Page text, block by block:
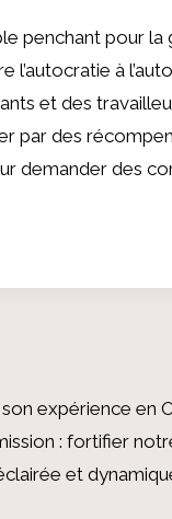
penchant pour la
l’autocratie à
et des
par des
demander des
expérience en
: fortifier
et